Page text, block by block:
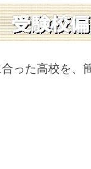
った高校を、